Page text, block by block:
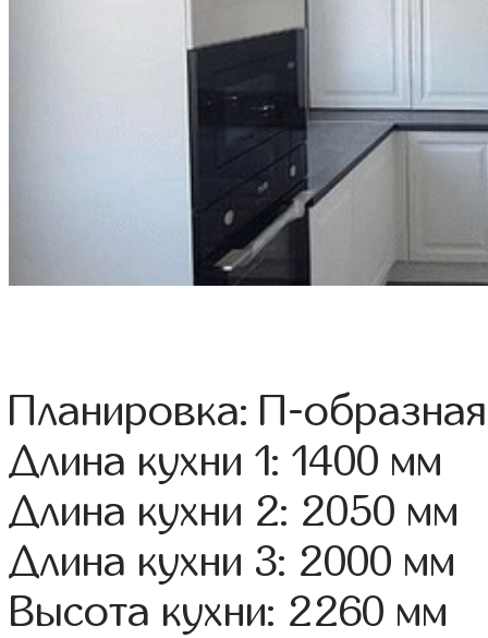
Планировка: П-образная
Длина кухни 1: 1400 мм
Длина кухни 2: 2050 мм
Длина кухни 3: 2000 мм
Высота кухни: 2260 мм